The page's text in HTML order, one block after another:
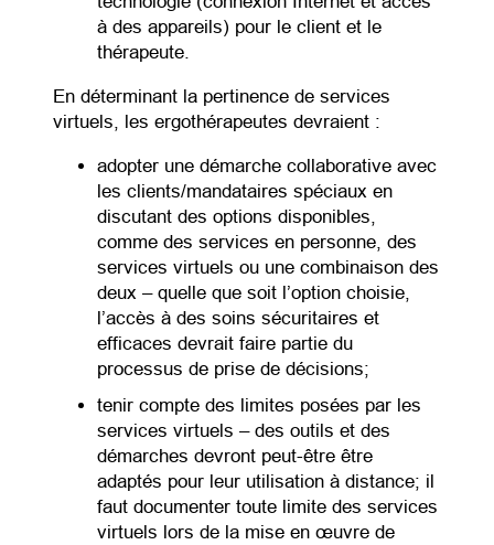
à des appareils) pour le client et le
thérapeute.
En déterminant la pertinence de services
virtuels, les ergothérapeutes devraient :
adopter une démarche collaborative avec
les clients/mandataires spéciaux en
discutant des options disponibles,
comme des services en personne, des
services virtuels ou une combinaison des
deux – quelle que soit l’option choisie,
l’accès à des soins sécuritaires et
efficaces devrait faire partie du
processus de prise de décisions;
tenir compte des limites posées par les
services virtuels – des outils et des
démarches devront peut-être être
adaptés pour leur utilisation à distance; il
faut documenter toute limite des services
virtuels lors de la mise en œuvre de